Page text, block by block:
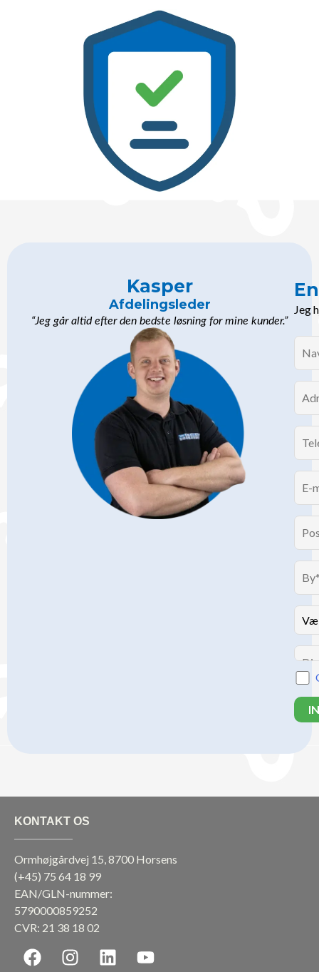
Kasper
Afdelingsleder
“Jeg går altid efter den bedste løsning for mine kunder.”
Jeg
KONTAKT OS
Ormhøjgårdvej 15, 8700 Horsens
(+45) 75 64 18 99
EAN/GLN-nummer:
5790000859252
CVR: 21 38 18 02
F
a
I
n
L
i
Y
o